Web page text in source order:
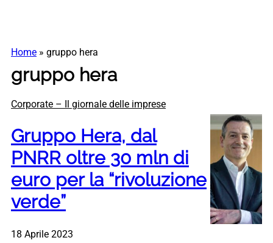
Home » gruppo hera
gruppo hera
Corporate – Il giornale delle imprese
Gruppo Hera, dal
PNRR oltre 30 mln di
euro per la “rivoluzione
verde”
18 Aprile 2023